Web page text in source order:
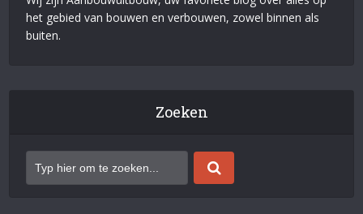
het gebied van bouwen en verbouwen, zowel binnen als
buiten.
Zoeken